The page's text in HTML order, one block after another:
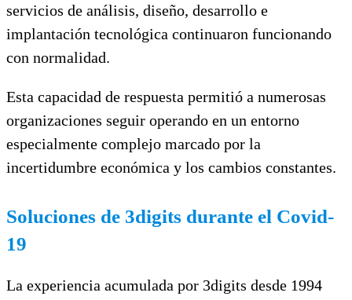
servicios de análisis, diseño, desarrollo e
implantación tecnológica continuaron funcionando
con normalidad.
Esta capacidad de respuesta permitió a numerosas
organizaciones seguir operando en un entorno
especialmente complejo marcado por la
incertidumbre económica y los cambios constantes.
Soluciones de 3digits durante el Covid-
19
La experiencia acumulada por 3digits desde 1994